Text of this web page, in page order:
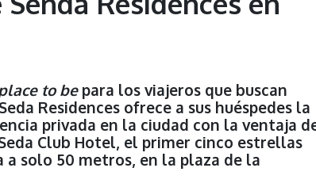
to bepara los viajeros que buscan
Residences ofrece a sus huéspedes la
privada en la ciudad con la ventaja
Club Hotel, el primer cinco estrellas
a solo 50 metros, en la plaza de la